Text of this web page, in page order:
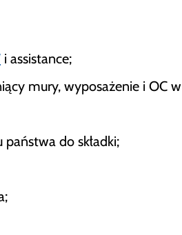
i assistance;
mury, wyposażenie i OC w
do składki;